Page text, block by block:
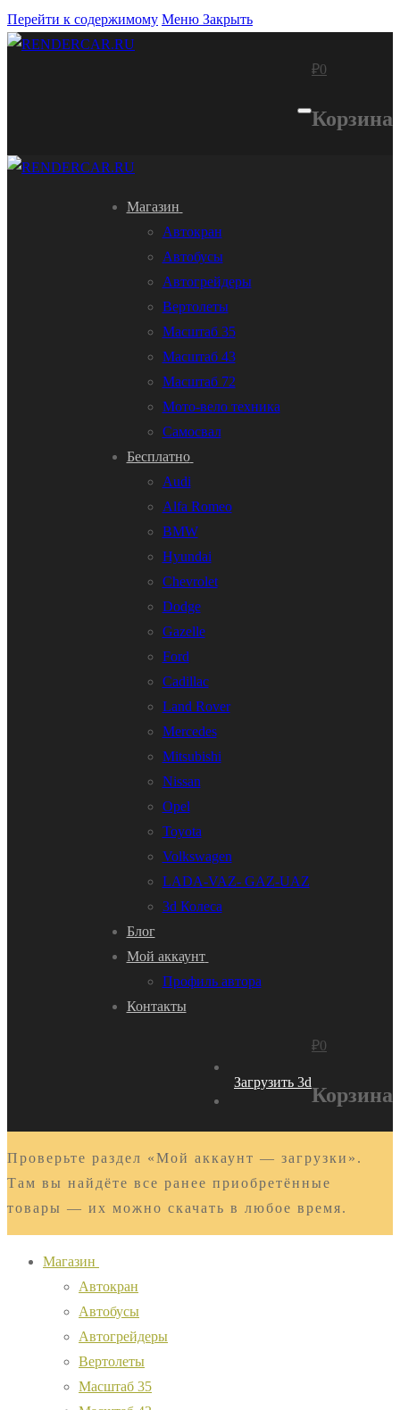
Перейти к содержимому Меню Закрыть
₽0
Корзина
Магазин
Автокран
Автобусы
Автогрейдеры
Вертолеты
Масштаб 35
Масштаб 43
Масштаб 72
Мото-вело техника
Самосвал
Бесплатно
Audi
Alfa Romeo
BMW
Hyundai
Chevrolet
Dodge
Gazelle
Ford
Cadillac
Land Rover
Mercedes
Mitsubishi
Nissan
Opel
Toyota
Volkswagen
LADA-VAZ- GAZ-UAZ
3d Колеса
Блог
Мой аккаунт
Профиль автора
Контакты
Загрузить 3d
₽0
Корзина
Проверьте раздел «Мой аккаунт — загрузки».
Там вы найдёте все ранее приобретённые
товары — их можно скачать в любое время.
Магазин
Автокран
Автобусы
Автогрейдеры
Вертолеты
Масштаб 35